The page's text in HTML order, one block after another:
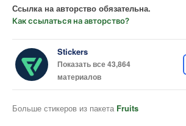
Ссылка на авторство обязательна.
Как ссылаться на авторство?
Stickers
Показать все 43,864
материалов
Больше стикеров из пакета Fruits